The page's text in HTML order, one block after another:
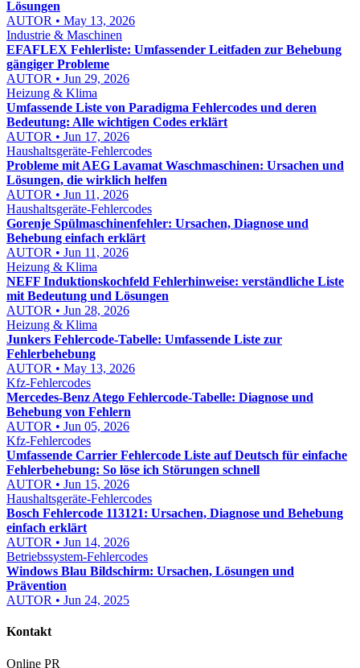
Lösungen
AUTOR • May 13, 2026
Industrie & Maschinen
EFAFLEX Fehlerliste: Umfassender Leitfaden zur Behebung
gängiger Probleme
AUTOR • Jun 29, 2026
Heizung & Klima
Umfassende Liste von Paradigma Fehlercodes und deren
Bedeutung: Alle wichtigen Codes erklärt
AUTOR • Jun 17, 2026
Haushaltsgeräte-Fehlercodes
Probleme mit AEG Lavamat Waschmaschinen: Ursachen und
Lösungen, die wirklich helfen
AUTOR • Jun 11, 2026
Haushaltsgeräte-Fehlercodes
Gorenje Spülmaschinenfehler: Ursachen, Diagnose und
Behebung einfach erklärt
AUTOR • Jun 11, 2026
Heizung & Klima
NEFF Induktionskochfeld Fehlerhinweise: verständliche Liste
mit Bedeutung und Lösungen
AUTOR • Jun 28, 2026
Heizung & Klima
Junkers Fehlercode-Tabelle: Umfassende Liste zur
Fehlerbehebung
AUTOR • May 13, 2026
Kfz-Fehlercodes
Mercedes-Benz Atego Fehlercode-Tabelle: Diagnose und
Behebung von Fehlern
AUTOR • Jun 05, 2026
Kfz-Fehlercodes
Umfassende Carrier Fehlercode Liste auf Deutsch für einfache
Fehlerbehebung: So löse ich Störungen schnell
AUTOR • Jun 15, 2026
Haushaltsgeräte-Fehlercodes
Bosch Fehlercode 113121: Ursachen, Diagnose und Behebung
einfach erklärt
AUTOR • Jun 14, 2026
Betriebssystem-Fehlercodes
Windows Blau Bildschirm: Ursachen, Lösungen und
Prävention
AUTOR • Jun 24, 2025
Kontakt
Online PR